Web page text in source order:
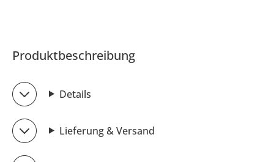
Produktbeschreibung
Details
Lieferung & Versand